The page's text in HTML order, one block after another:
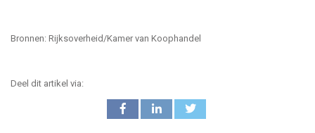
Bronnen: Rijksoverheid/Kamer van Koophandel
Deel dit artikel via: